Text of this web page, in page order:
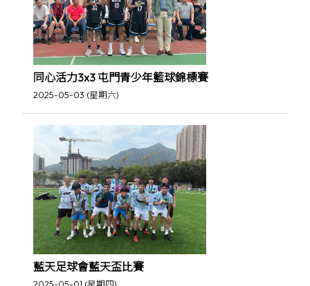
同心活力3x3 屯門青少年籃球錦標賽
2025-05-03 (星期六)
藍天足球會藍天盃比賽